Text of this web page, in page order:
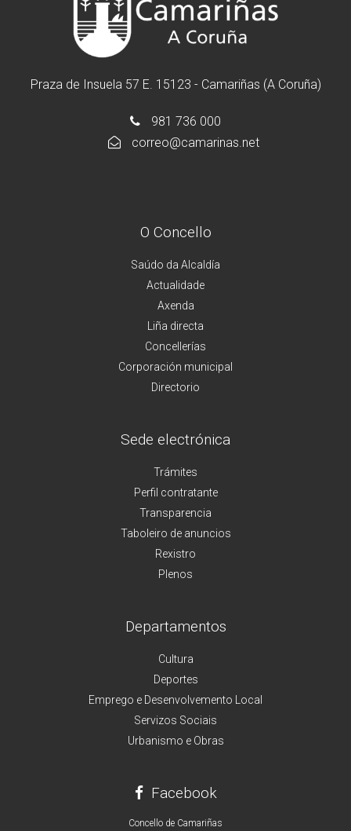
Praza de Insuela 57 E. 15123 - Camariñas (A Coruña)
981 736 000
correo@camarinas.net
O Concello
Saúdo da Alcaldía
Actualidade
Axenda
Liña directa
Concellerías
Corporación municipal
Directorio
Sede electrónica
Trámites
Perfil contratante
Transparencia
Taboleiro de anuncios
Rexistro
Plenos
Departamentos
Cultura
Deportes
Emprego e Desenvolvemento Local
Servizos Sociais
Urbanismo e Obras
Facebook
Concello de Camariñas